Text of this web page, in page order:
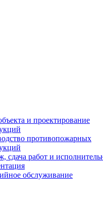
и проектирование
противопожарных
сдача работ и
обслуживание